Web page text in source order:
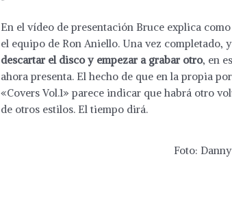
En el vídeo de presentación Bruce explica
el equipo de Ron Aniello. Una vez completado,
descartar el disco y empezar a grabar otro, en
ahora presenta. El hecho de que en la propia
«Covers Vol.1» parece indicar que habrá otro
de otros estilos. El tiempo dirá.
Foto: